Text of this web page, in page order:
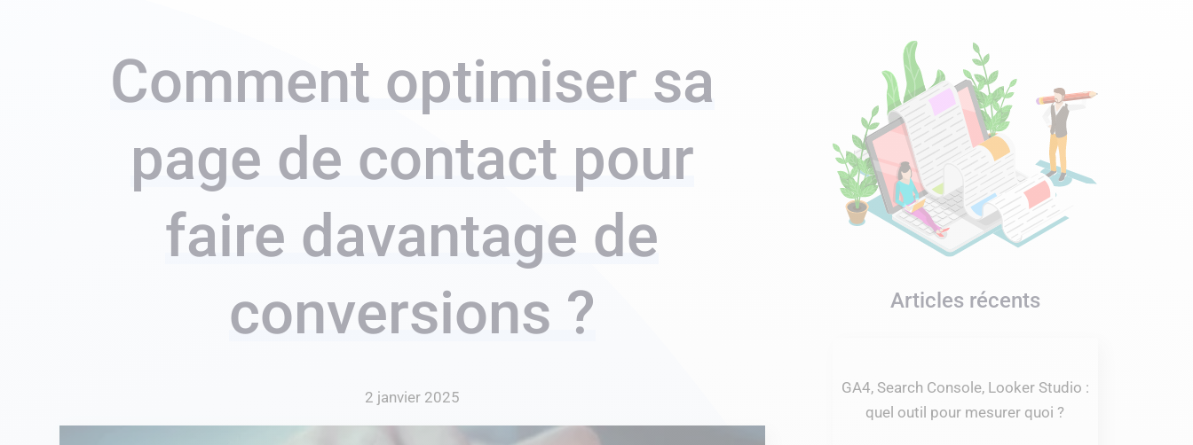
Comment optimiser sa
page de contact pour
faire davantage de
conversions ?
2 janvier 2025
Articles récents
GA4, Search Console, Looker Studio :
quel outil pour mesurer quoi ?